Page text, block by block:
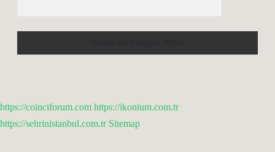
https://coinciforum.com https://ikonium.com.tr
https://sehrinistanbul.com.tr Sitemap